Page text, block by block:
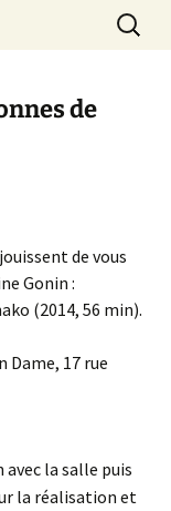
de
de vous
Gonin :
(2014, 56 min).
Dame, 17 rue
avec la salle puis
la réalisation et